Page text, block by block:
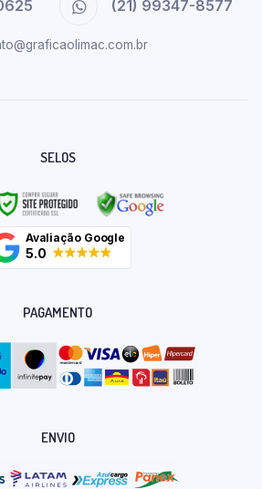
(21) 99347-8577
SELOS
Avaliação Google
5.0
PAGAMENTO
ENVIO